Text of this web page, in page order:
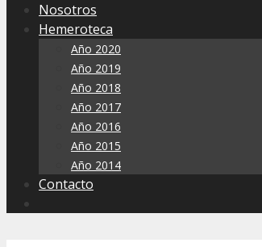
Nosotros
Hemeroteca
Año 2020
Año 2019
Año 2018
Año 2017
Año 2016
Año 2015
Año 2014
Contacto